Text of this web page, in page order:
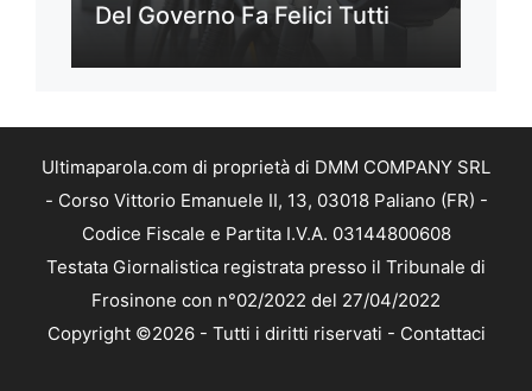
Del Governo Fa Felici Tutti
Ultimaparola.com di proprietà di DMM COMPANY SRL
- Corso Vittorio Emanuele II, 13, 03018 Paliano (FR) -
Codice Fiscale e Partita I.V.A. 03144800608
Testata Giornalistica registrata presso il Tribunale di
Frosinone con n°02/2022 del 27/04/2022
Copyright ©2026 - Tutti i diritti riservati - Contattaci